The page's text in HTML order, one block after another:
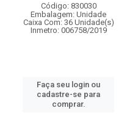
Código: 830030
Embalagem: Unidade
Caixa Com: 36 Unidade(s)
Inmetro: 006758/2019
Faça seu login ou
cadastre-se para
comprar.